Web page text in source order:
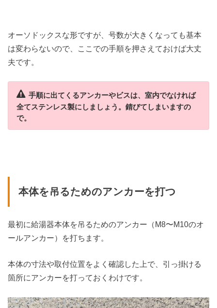
オーソドックスな形ですが、号数が大きくなっても基本
は変わらないので、ここでの手順を押さえておけば大丈
夫です。
手順に出てくるアンカーやビスは、室内でなければ
全てステンレス製にしましょう。錆びてしまいますの
で。
本体を吊るためのアンカーを打つ
最初に給湯器本体を吊るためのアンカー（M8〜M10のオ
ールアンカー）を打ちます。
本体の寸法や取付位置をよく確認した上で、引っ掛ける
箇所にアンカーを打っておくわけです。